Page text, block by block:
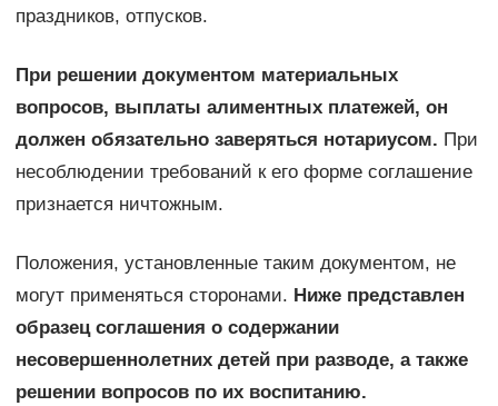
праздников, отпусков.
При решении документом материальных
вопросов, выплаты алиментных платежей, он
должен обязательно заверяться нотариусом. При
несоблюдении требований к его форме соглашение
признается ничтожным.
Положения, установленные таким документом, не
могут применяться сторонами. Ниже представлен
образец соглашения о содержании
несовершеннолетних детей при разводе, а также
решении вопросов по их воспитанию.